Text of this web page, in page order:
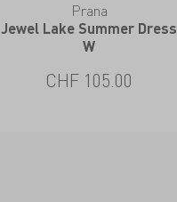
Prana
Jewel Lake Summer Dress
W
CHF 105.00